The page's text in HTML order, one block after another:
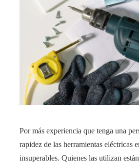
Por más experiencia que tenga una
rapidez de las herramientas eléctricas
insuperables. Quienes las utilizan